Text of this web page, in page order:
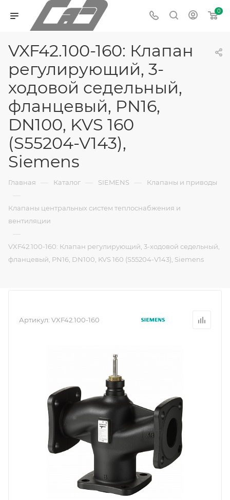
0
VXF42.100-160: Клапан
регулирующий, 3-
ходовой седельный,
фланцевый, PN16,
DN100, KVS 160
(S55204-V143),
Siemens
Главная — Каталог — SIEMENS — Клапаны и приводы
—
Клапаны центральных систем теплоснабжения и
вентиляции
—
VXF42.100-160: Клапан регулирующий, 3-ходовой седельный,
фланцевый, PN16, DN100, KVS 160 (S55204-V143), Siemens
Артикул: VXF42.100-160